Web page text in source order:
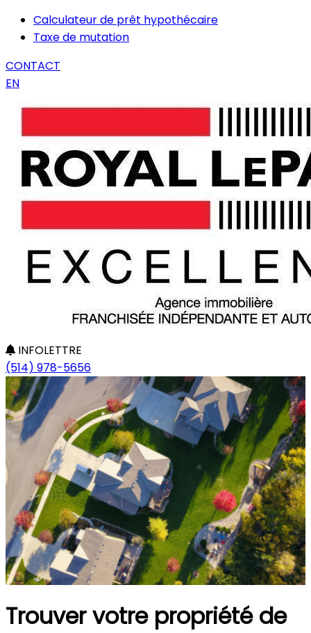
Calculateur de prêt hypothécaire
Taxe de mutation
CONTACT
EN
INFOLETTRE
(514) 978-5656
Trouver votre propriété de